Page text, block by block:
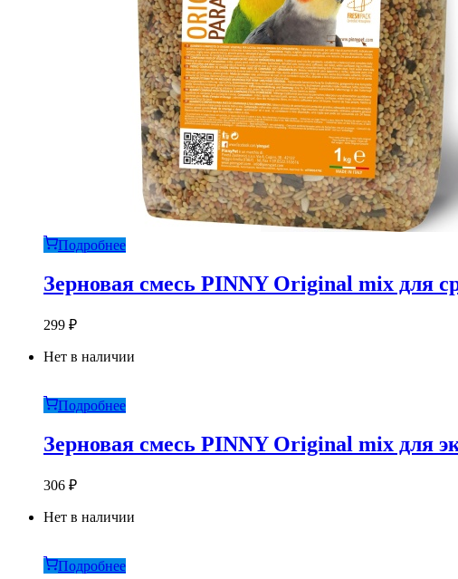
Подробнее
Зерновая смесь PINNY Original mix для
299 ₽
Нет в наличии
Подробнее
Зерновая смесь PINNY Original mix для
306 ₽
Нет в наличии
Подробнее